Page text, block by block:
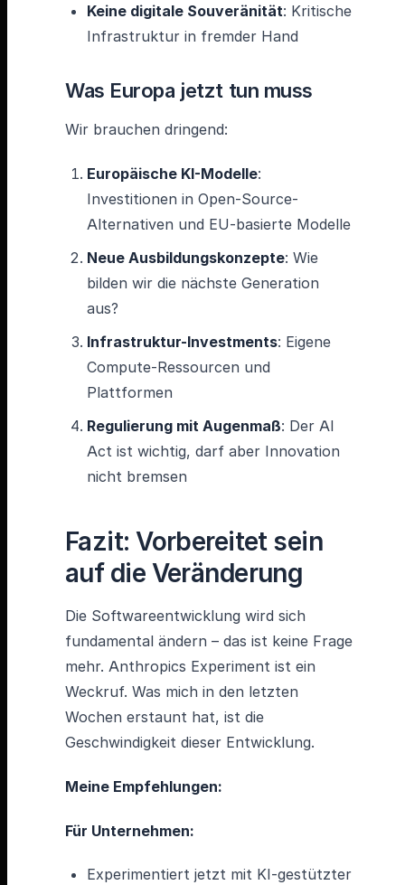
Keine digitale Souveränität: Kritische
Infrastruktur in fremder Hand
Was Europa jetzt tun muss
Wir brauchen dringend:
Europäische KI-Modelle:
Investitionen in Open-Source-
Alternativen und EU-basierte Modelle
Neue Ausbildungskonzepte: Wie
bilden wir die nächste Generation
aus?
Infrastruktur-Investments: Eigene
Compute-Ressourcen und
Plattformen
Regulierung mit Augenmaß: Der AI
Act ist wichtig, darf aber Innovation
nicht bremsen
Fazit: Vorbereitet sein
auf die Veränderung
Die Softwareentwicklung wird sich
fundamental ändern – das ist keine Frage
mehr. Anthropics Experiment ist ein
Weckruf. Was mich in den letzten
Wochen erstaunt hat, ist die
Geschwindigkeit dieser Entwicklung.
Meine Empfehlungen:
Für Unternehmen:
Experimentiert jetzt mit KI-gestützter